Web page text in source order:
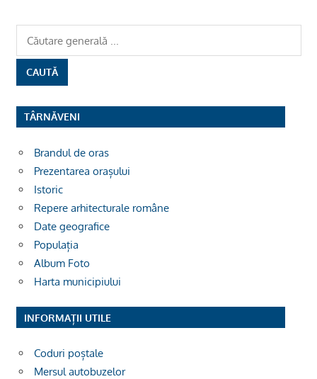
TÂRNĂVENI
Brandul de oras
Prezentarea orașului
Istoric
Repere arhitecturale române
Date geografice
Populația
Album Foto
Harta municipiului
INFORMAȚII UTILE
Coduri poștale
Mersul autobuzelor